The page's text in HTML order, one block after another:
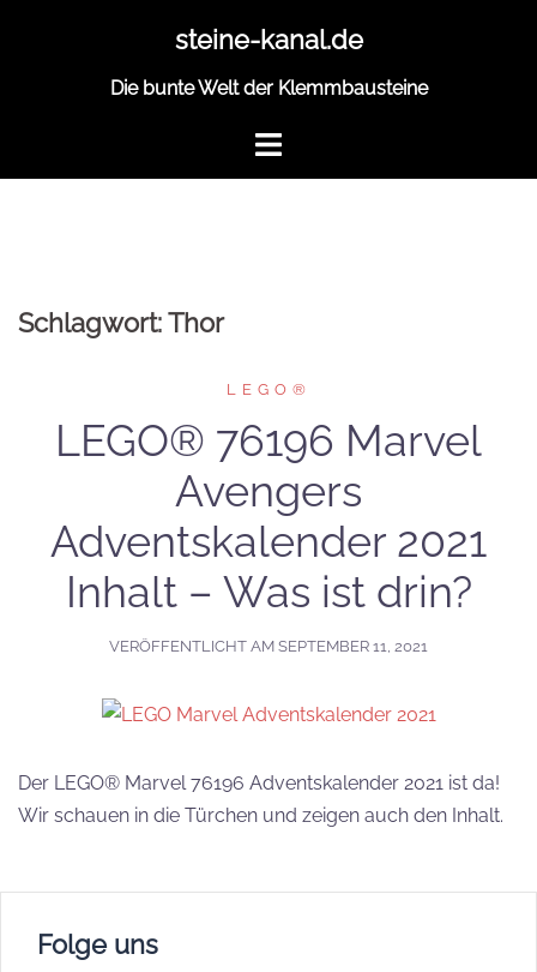
steine-kanal.de
Die bunte Welt der Klemmbausteine
Schlagwort:Thor
LEGO®
LEGO® 76196 Marvel
Avengers
Adventskalender 2021
Inhalt – Was ist drin?
VERÖFFENTLICHT AM SEPTEMBER 11, 2021
Der LEGO® Marvel 76196 Adventskalender 2021 ist da!
Wir schauen in die Türchen und zeigen auch den Inhalt.
Folge uns